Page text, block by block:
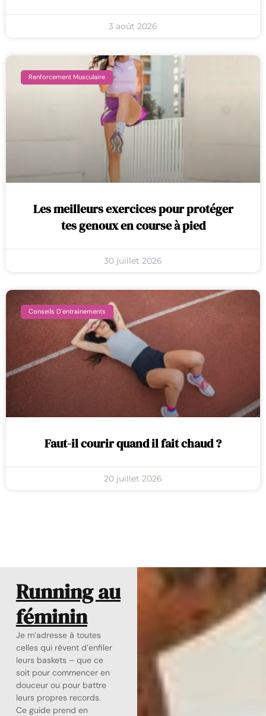
3 août 2026
Renforcement Musculaire
Les meilleurs exercices pour protéger
tes genoux en course à pied
30 juillet 2026
Conseils D'entrainements
Faut-il courir quand il fait chaud ?
20 juillet 2026
Running au
féminin
Je m’adresse à toutes
celles qui rêvent d’enfiler
leurs baskets – que ce
soit pour commencer en
douceur ou pour battre
leurs propres records.
Ce guide prend en